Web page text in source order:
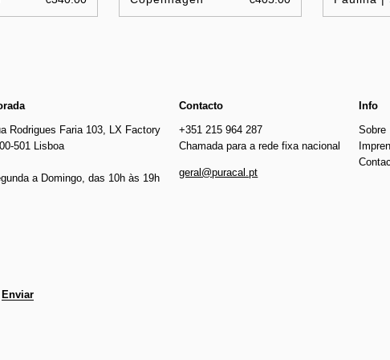
Rodrigues Faria 103, LX Factory
501 Lisboa
a Domingo, das 10h às 19h
Contacto
+351 215 964 287
Chamada para a rede fixa nacional
geral@puracal.pt
Info
Sobre
Enviar